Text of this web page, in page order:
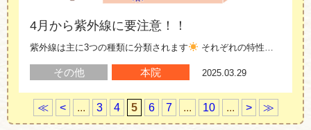
4月から紫外線に要注意！！
紫外線は主に3つの種類に分類されます それぞれの特性や影響について簡単に説明します……
その他 本院 2025.03.29
≪ < ... 3 4 5 6 7 ... 10 ... > ≫